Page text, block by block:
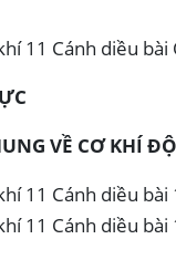
11 Cánh diều
VỀ CƠ KHÍ
11 Cánh diều
11 Cánh diều